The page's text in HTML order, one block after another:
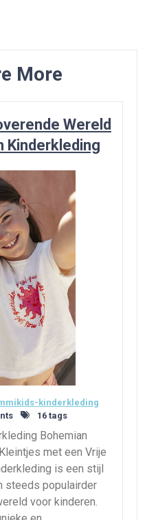
More
Wereld
Kinderkleding
kinderkleding
16 tags
Bohemian
met een Vrije
is een stijl
steeds populairder
voor kinderen.